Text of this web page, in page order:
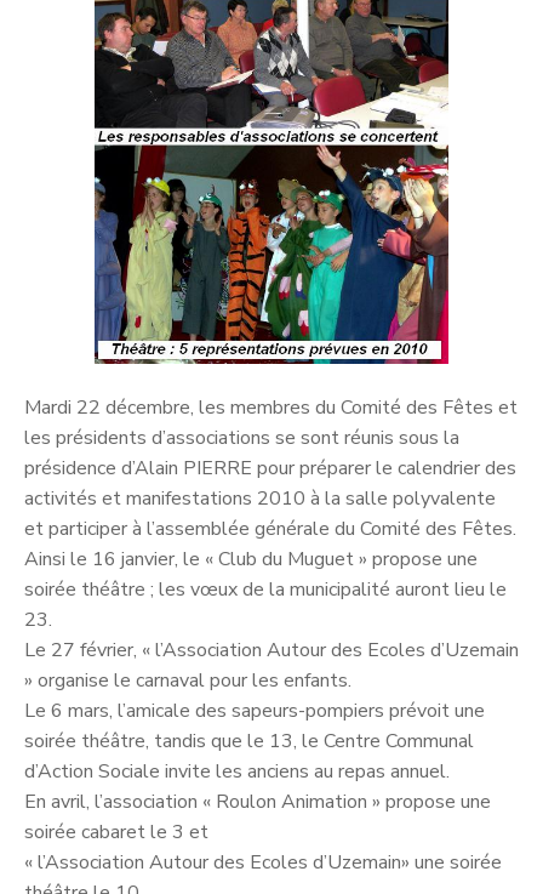
Mardi 22 décembre, les membres du Comité des Fêtes et
les présidents d’associations se sont réunis sous la
présidence d’Alain PIERRE pour préparer le calendrier des
activités et manifestations 2010 à la salle polyvalente
et participer à l’assemblée générale du Comité des Fêtes.
Ainsi le 16 janvier, le « Club du Muguet » propose une
soirée théâtre ; les vœux de la municipalité auront lieu le
23.
Le 27 février, « l’Association Autour des Ecoles d’Uzemain
» organise le carnaval pour les enfants.
Le 6 mars, l’amicale des sapeurs-pompiers prévoit une
soirée théâtre, tandis que le 13, le Centre Communal
d’Action Sociale invite les anciens au repas annuel.
En avril, l’association « Roulon Animation » propose une
soirée cabaret le 3 et
« l’Association Autour des Ecoles d’Uzemain» une soirée